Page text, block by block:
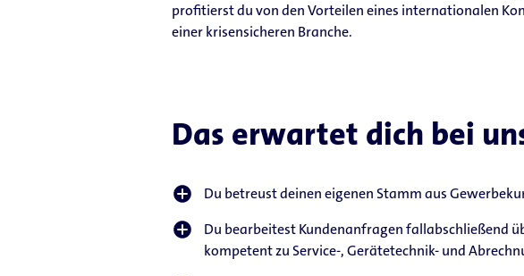
profitierst du von den Vorteilen eines internationalen
einer krisensicheren Branche.
Das erwartet dich bei
Du betreust deinen eigenen Stamm aus
Du bearbeitest Kundenanfragen fallabschließend
kompetent zu Service-, Gerätetechnik- und